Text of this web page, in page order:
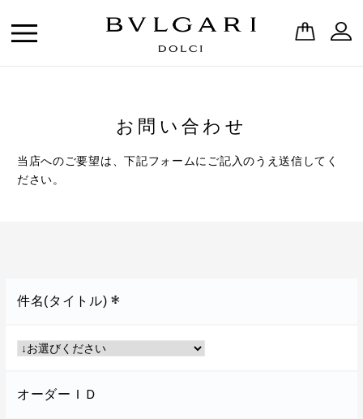
お問い合わせ
当店へのご要望は、下記フォームにご記入のうえ送信してく
ださい。
件名(タイトル)
オーダーＩＤ